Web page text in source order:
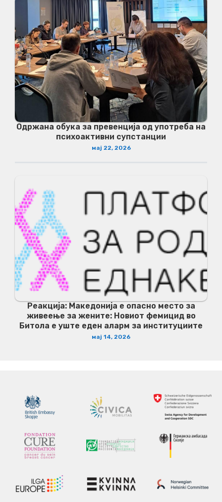
Одржана обука за превенција од употреба на
психоактивни супстанции
мај 22, 2026
Реакција: Македонија е опасно место за
живеење за жените: Новиот фемицид во
Битола е уште еден аларм за институциите
мај 14, 2026